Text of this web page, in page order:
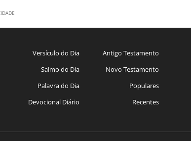
Versículo do Dia
Salmo do Dia
Palavra do Dia
Devocional Diário
Antigo Testamento
Novo Testamento
Populares
Recentes